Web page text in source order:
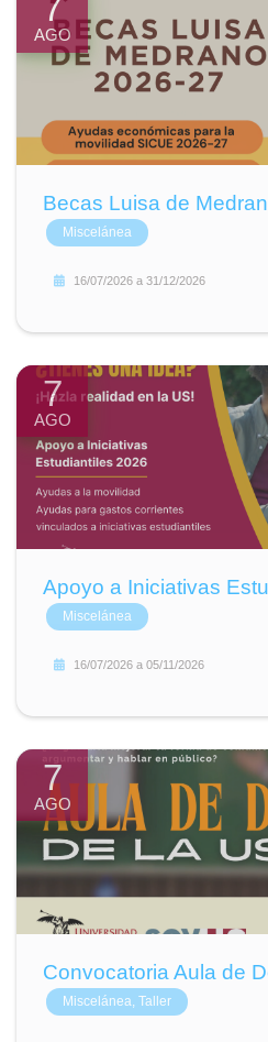
7
AGO
Becas Luisa de
Miscelánea
16/07/2026 a 31/12/2026
7
AGO
Apoyo a Iniciativas
Miscelánea
16/07/2026 a 05/11/2026
7
AGO
Convocatoria Aula de
Miscelánea, Taller